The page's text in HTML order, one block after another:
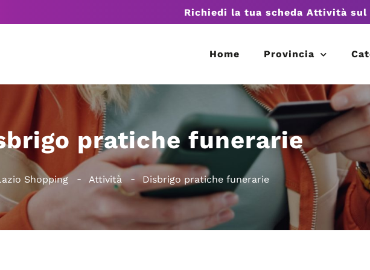
Richiedi la tua scheda Attività
Home Provincia
pratiche funerarie
Shopping Attività Disbrigo pratiche funerarie